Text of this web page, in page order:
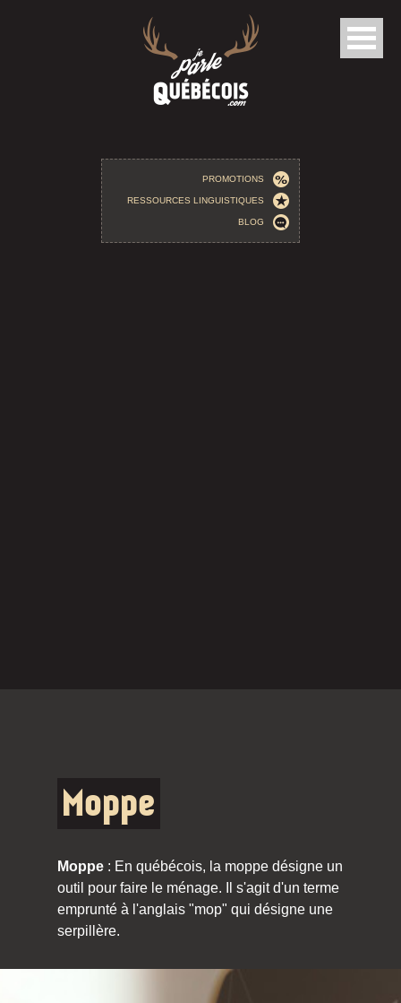
PROMOTIONS
RESSOURCES LINGUISTIQUES
BLOG
Moppe
Moppe : En québécois, la moppe désigne un
outil pour faire le ménage. Il s'agit d'un terme
emprunté à l'anglais "mop" qui désigne une
serpillère.